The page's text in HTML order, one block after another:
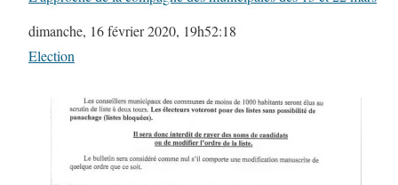
Date
dimanche, 16 février 2020, 19h52:18
Par rapport à
Election